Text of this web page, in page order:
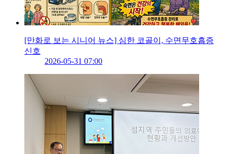
[만화로 보는 시니어 뉴스] 심한 코골이, 수면무호흡증
신호
2026-05-31 07:00